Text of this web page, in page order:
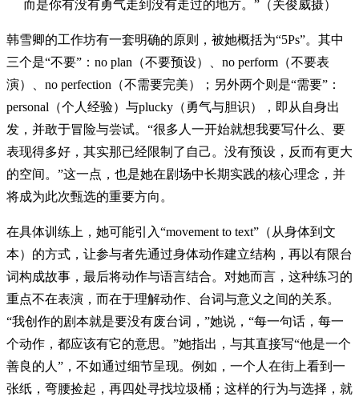
而是你有没有勇气走到没有走过的地方。”（关俊威摄）
韩雪卿的工作坊有一套明确的原则，被她概括为“5Ps”。其中
三个是“不要”：no plan（不要预设）、no perform（不要表
演）、no perfection（不需要完美）；另外两个则是“需要”：
personal（个人经验）与plucky（勇气与胆识），即从自身出
发，并敢于冒险与尝试。“很多人一开始就想我要写什么、要
表现得多好，其实那已经限制了自己。没有预设，反而有更大
的空间。”这一点，也是她在剧场中长期实践的核心理念，并
将成为此次甄选的重要方向。
在具体训练上，她可能引入“movement to text”（从身体到文
本）的方式，让参与者先通过身体动作建立结构，再以有限台
词构成故事，最后将动作与语言结合。对她而言，这种练习的
重点不在表演，而在于理解动作、台词与意义之间的关系。
“我创作的剧本就是要没有废台词，”她说，“每一句话，每一
个动作，都应该有它的意思。”她指出，与其直接写“他是一个
善良的人”，不如通过细节呈现。例如，一个人在街上看到一
张纸，弯腰捡起，再四处寻找垃圾桶；这样的行为与选择，就